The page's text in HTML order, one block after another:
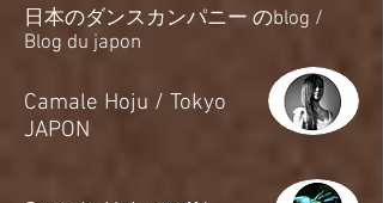
日本のダンスカンパニー のblog /
Blog du japon
​Camale Hoju / Tokyo
JAPON